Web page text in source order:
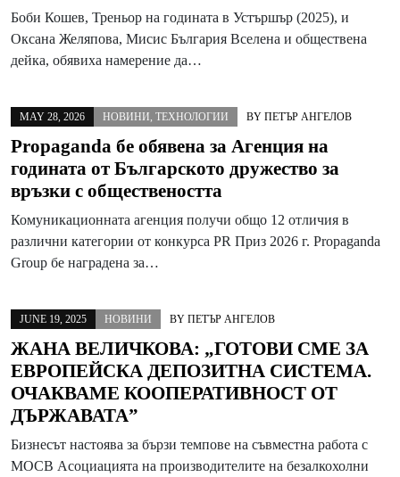
Боби Кошев, Треньор на годината в Устършър (2025), и
Оксана Желяпова, Мисис България Вселена и обществена
дейка, обявиха намерение да…
MAY 28, 2026 НОВИНИ ТЕХНОЛОГИИ BY ПЕТЪР АНГЕЛОВ
Propaganda бе обявена за Агенция на
годината от Българското дружество за
връзки с обществеността
Комуникационната агенция получи общо 12 отличия в
различни категории от конкурса PR Приз 2026 г. Propaganda
Group бе наградена за…
JUNE 19, 2025 НОВИНИ BY ПЕТЪР АНГЕЛОВ
ЖАНА ВЕЛИЧКОВА: „ГОТОВИ СМЕ ЗА
ЕВРОПЕЙСКА ДЕПОЗИТНА СИСТЕМА.
ОЧАКВАМЕ КООПЕРАТИВНОСТ ОТ
ДЪРЖАВАТА”
Бизнесът настоява за бързи темпове на съвместна работа с
МОСВ Асоциацията на производителите на безалкохолни